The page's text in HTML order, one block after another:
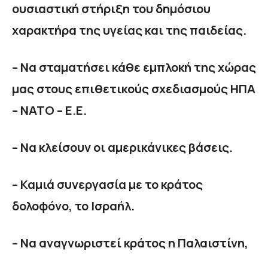
ουσιαστική στήριξη του δημόσιου
χαρακτήρα της υγείας και της παιδείας.
– Να σταματήσει κάθε εμπλοκή της χώρας
μας στους επιθετικούς σχεδιασμούς ΗΠΑ
– ΝΑΤΟ – Ε.Ε.
– Να κλείσουν οι αμερικάνικες βάσεις.
– Καμιά συνεργασία με το κράτος
δολοφόνο, το Ισραήλ.
– Να αναγνωριστεί κράτος η Παλαιστίνη,